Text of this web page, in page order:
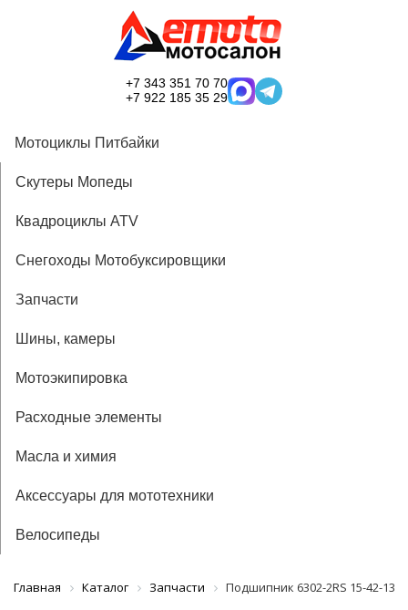
+7 343 351 70 70
+7 922 185 35 29
Мотоциклы Питбайки
Скутеры Мопеды
Квадроциклы ATV
Снегоходы Мотобуксировщики
Запчасти
Шины, камеры
Мотоэкипировка
Расходные элементы
Масла и химия
Аксессуары для мототехники
Велосипеды
Главная Каталог Запчасти Подшипник 6302-2RS 15-42-13